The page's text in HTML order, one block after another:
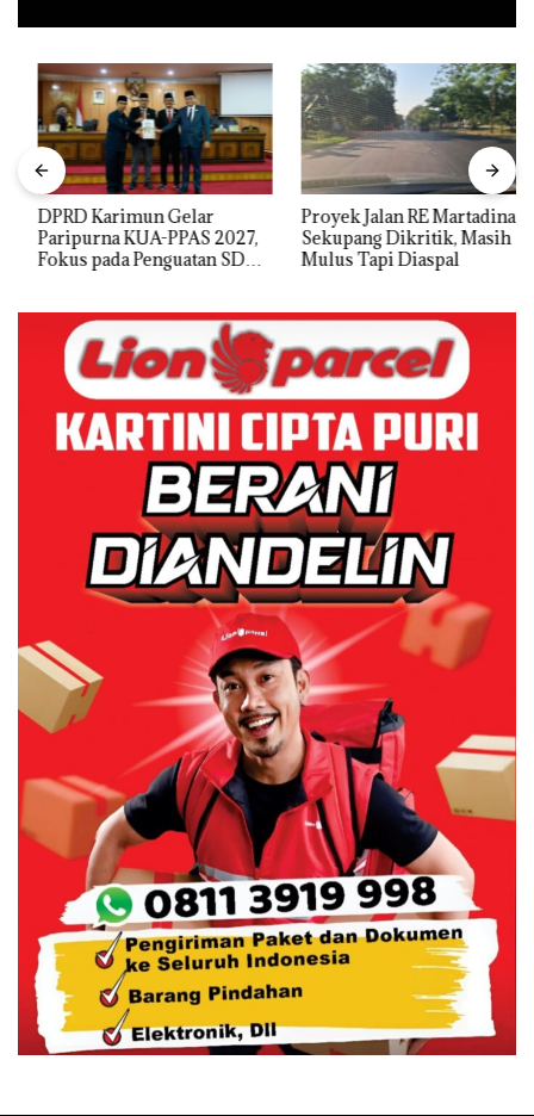
DPRD Karimun Gelar
Paripurna KUA-PPAS 2027,
Fokus pada Penguatan SDM,
Proyek Jalan RE Martadinata
Sekupang Dikritik, Masih
Mulus Tapi Diaspal